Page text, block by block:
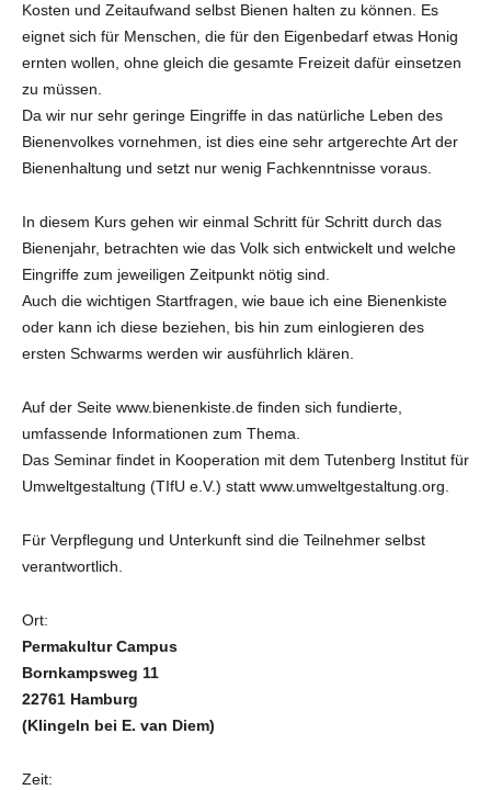
Kosten und Zeitaufwand selbst Bienen halten zu können. Es
eignet sich für Menschen, die für den Eigenbedarf etwas Honig
ernten wollen, ohne gleich die gesamte Freizeit dafür einsetzen
zu müssen.
Da wir nur sehr geringe Eingriffe in das natürliche Leben des
Bienenvolkes vornehmen, ist dies eine sehr artgerechte Art der
Bienenhaltung und setzt nur wenig Fachkenntnisse voraus.
In diesem Kurs gehen wir einmal Schritt für Schritt durch das
Bienenjahr, betrachten wie das Volk sich entwickelt und welche
Eingriffe zum jeweiligen Zeitpunkt nötig sind.
Auch die wichtigen Startfragen, wie baue ich eine Bienenkiste
oder kann ich diese beziehen, bis hin zum einlogieren des
ersten Schwarms werden wir ausführlich klären.
Auf der Seite www.bienenkiste.de finden sich fundierte,
umfassende Informationen zum Thema.
Das Seminar findet in Kooperation mit dem Tutenberg Institut für
Umweltgestaltung (TIfU e.V.) statt www.umweltgestaltung.org.
Für Verpflegung und Unterkunft sind die Teilnehmer selbst
verantwortlich.
Ort:
Permakultur Campus
Bornkampsweg 11
22761 Hamburg
(Klingeln bei E. van Diem)
Zeit: